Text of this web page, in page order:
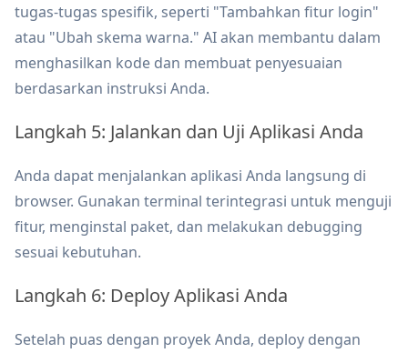
tugas-tugas spesifik, seperti "Tambahkan fitur login"
atau "Ubah skema warna." AI akan membantu dalam
menghasilkan kode dan membuat penyesuaian
berdasarkan instruksi Anda.
Langkah 5: Jalankan dan Uji Aplikasi Anda
Anda dapat menjalankan aplikasi Anda langsung di
browser. Gunakan terminal terintegrasi untuk menguji
fitur, menginstal paket, dan melakukan debugging
sesuai kebutuhan.
Langkah 6: Deploy Aplikasi Anda
Setelah puas dengan proyek Anda, deploy dengan